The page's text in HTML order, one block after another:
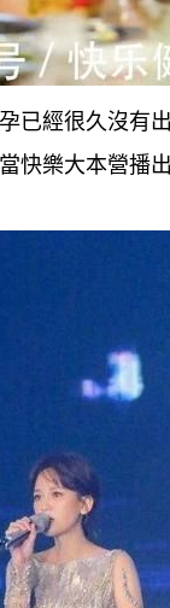
已經很久沒有
快樂大本營播